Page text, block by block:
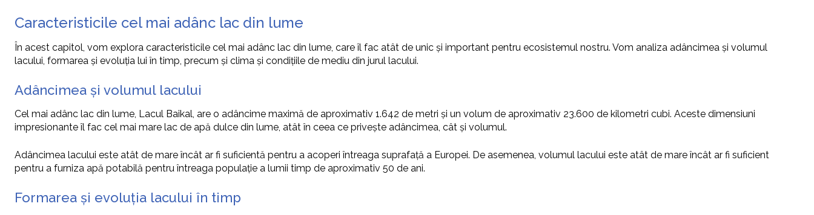
Caracteristicile cel mai adânc lac din lume
În acest capitol, vom explora caracteristicile cel mai adânc lac din lume, care îl fac atât de unic și important pentru ecosistemul nostru. Vom analiza adâncimea și volumul
lacului, formarea și evoluția lui în timp, precum și clima și condițiile de mediu din jurul lacului.
Adâncimea și volumul lacului
Cel mai adânc lac din lume, Lacul Baikal, are o adâncime maximă de aproximativ 1.642 de metri și un volum de aproximativ 23.600 de kilometri cubi. Aceste dimensiuni
impresionante îl fac cel mai mare lac de apă dulce din lume, atât în ceea ce privește adâncimea, cât și volumul.
Adâncimea lacului este atât de mare încât ar fi suficientă pentru a acoperi întreaga suprafață a Europei. De asemenea, volumul lacului este atât de mare încât ar fi suficient
pentru a furniza apă potabilă pentru întreaga populație a lumii timp de aproximativ 50 de ani.
Formarea și evoluția lacului în timp